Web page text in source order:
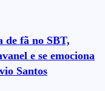
de fã no SBT,
e se emociona
Santos